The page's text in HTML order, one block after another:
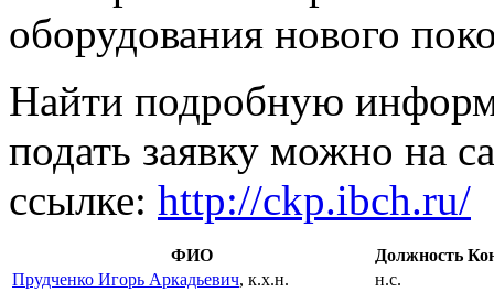
оборудования нового
Найти подробную
подать заявку можно на
ссылке: http://ckp.ibch.ru/
ФИО Должность
Прудченко Игорь Аркадьевич, к.х.н.
н.с.